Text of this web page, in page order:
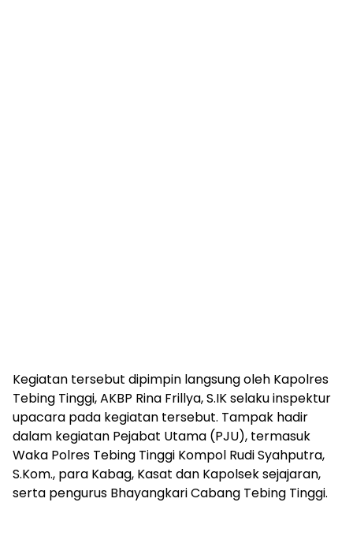
Kegiatan tersebut dipimpin langsung oleh Kapolres
Tebing Tinggi, AKBP Rina Frillya, S.IK selaku inspektur
upacara pada kegiatan tersebut. Tampak hadir
dalam kegiatan Pejabat Utama (PJU), termasuk
Waka Polres Tebing Tinggi Kompol Rudi Syahputra,
S.Kom., para Kabag, Kasat dan Kapolsek sejajaran,
serta pengurus Bhayangkari Cabang Tebing Tinggi.